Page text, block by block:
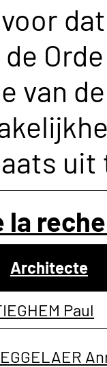
van
uit
la
Architecte
Paul